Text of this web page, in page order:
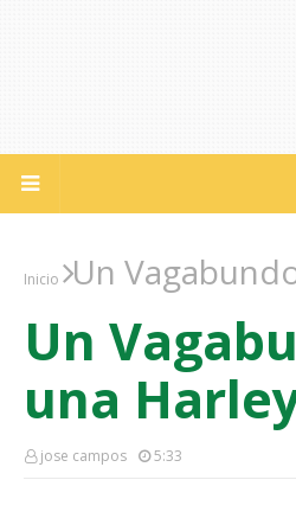
Inicio Un
Un
una
jose campos 5:33